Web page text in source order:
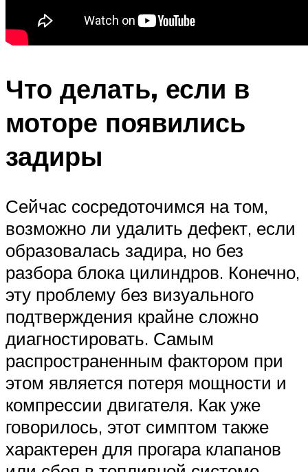
Что делать, если в
моторе появились
задиры
Сейчас сосредоточимся на том,
возможно ли удалить дефект, если
образовалась задира, но без
разбора блока цилиндров. Конечно,
эту проблему без визуального
подтверждения крайне сложно
диагностировать. Самым
распространенным фактором при
этом является потеря мощности и
компрессии двигателя. Как уже
говорилось, этот симптом также
характерен для прогара клапанов